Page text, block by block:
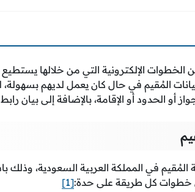
الخطوات الإلكترونية التي من خلالها
المُقيم في حال كان يعمل لديهم بسهولة،
أو الحدود أو الإقامة، بالإضافة إلى بيان
في المملكة العربية السعودية، وذلك
خطوات كل طريقة على حدة:[1]